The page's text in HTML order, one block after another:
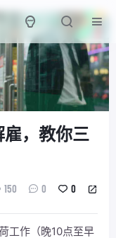
，教你三
150 0 0
工作（晚10点至早